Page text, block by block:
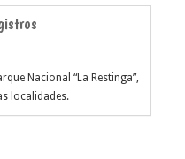
Nacional “La Restinga”,
localidades.